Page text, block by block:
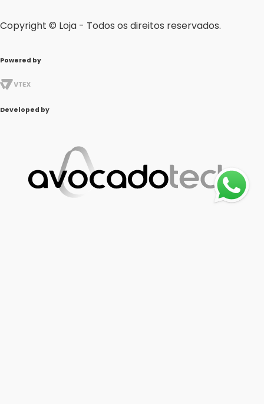
Copyright © Loja - Todos os direitos reservados.
Powered by
Developed by